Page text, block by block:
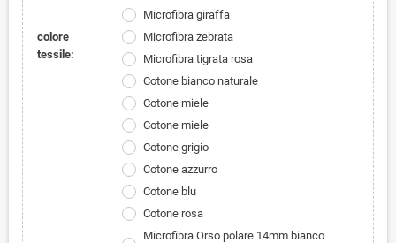
colore
tessile:
Microfibra giraffa
Microfibra zebrata
Microfibra tigrata rosa
Cotone bianco naturale
Cotone miele
Cotone miele
Cotone grigio
Cotone azzurro
Cotone blu
Cotone rosa
Microfibra Orso polare 14mm bianco